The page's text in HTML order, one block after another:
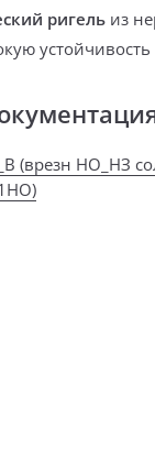
ригель из
(врезн НО_НЗ